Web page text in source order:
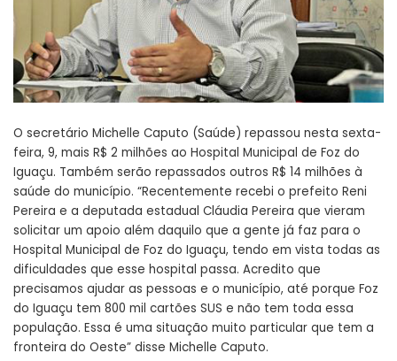
O secretário Michelle Caputo (Saúde) repassou nesta sexta-
feira, 9, mais R$ 2 milhões ao Hospital Municipal de Foz do
Iguaçu. Também serão repassados outros R$ 14 milhões à
saúde do município. “Recentemente recebi o prefeito Reni
Pereira e a deputada estadual Cláudia Pereira que vieram
solicitar um apoio além daquilo que a gente já faz para o
Hospital Municipal de Foz do Iguaçu, tendo em vista todas as
dificuldades que esse hospital passa. Acredito que
precisamos ajudar as pessoas e o município, até porque Foz
do Iguaçu tem 800 mil cartões SUS e não tem toda essa
população. Essa é uma situação muito particular que tem a
fronteira do Oeste” disse Michelle Caputo.